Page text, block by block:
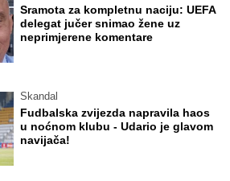
Sramota za kompletnu naciju: UEFA
delegat jučer snimao žene uz
neprimjerene komentare
Skandal
Fudbalska zvijezda napravila haos
u noćnom klubu - Udario je glavom
navijača!